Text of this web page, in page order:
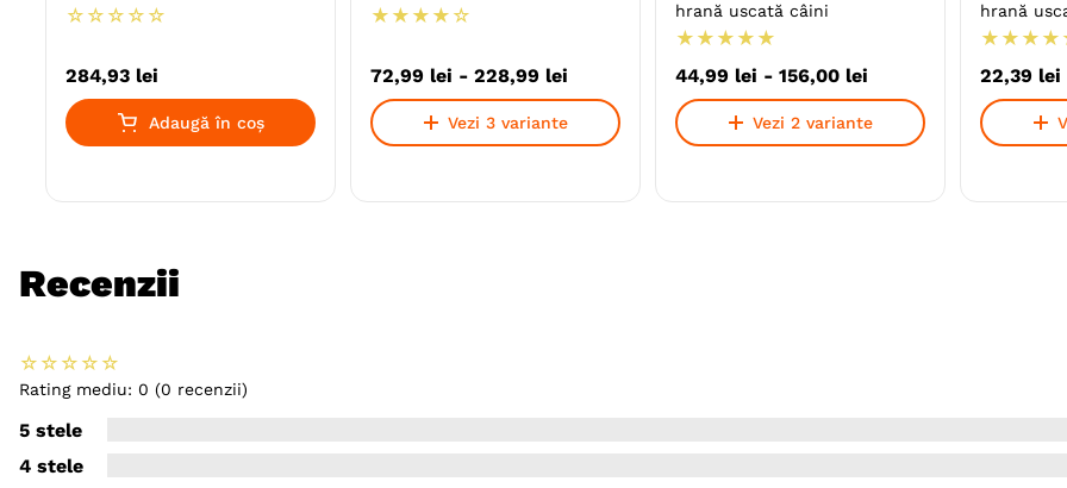
☆ ☆ ☆ ☆ ☆
284,93 lei
Adaugă în coș
★ ★ ★ ★ ☆
72,99 lei - 228,99 lei
Vezi 3 variante
hrană uscată câini
★ ★ ★ ★ ★
44,99 lei - 156,00 lei
Vezi 2 variante
hrană
★ ★ ★ ★
22,39 lei
Recenzii
☆ ☆ ☆ ☆ ☆
Rating mediu: 0 (0 recenzii)
5 stele
4 stele